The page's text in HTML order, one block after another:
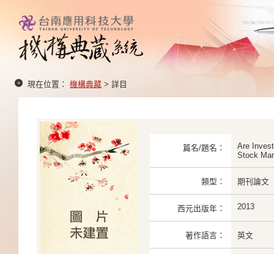
現在位置： 機構典藏 > 詳目
篇名/題名：
Are
Stock
類型： 期刊論文
西元出版年： 2013
著作語言： 英文